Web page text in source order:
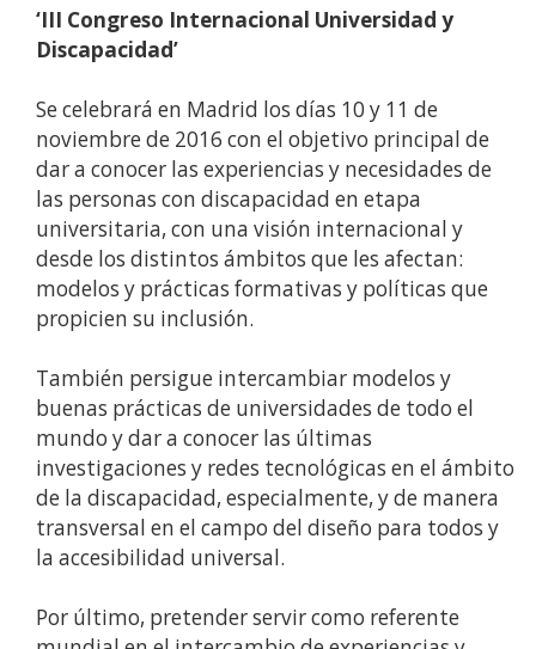
‘III Congreso Internacional Universidad y
Discapacidad’
Se celebrará en Madrid los días 10 y 11 de
noviembre de 2016 con el objetivo principal de
dar a conocer las experiencias y necesidades de
las personas con discapacidad en etapa
universitaria, con una visión internacional y
desde los distintos ámbitos que les afectan:
modelos y prácticas formativas y políticas que
propicien su inclusión.
También persigue intercambiar modelos y
buenas prácticas de universidades de todo el
mundo y dar a conocer las últimas
investigaciones y redes tecnológicas en el ámbito
de la discapacidad, especialmente, y de manera
transversal en el campo del diseño para todos y
la accesibilidad universal.
Por último, pretender servir como referente